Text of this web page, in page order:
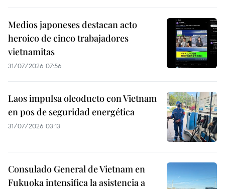
Medios japoneses destacan acto
heroico de cinco trabajadores
vietnamitas
31/07/2026 07:56
Laos impulsa oleoducto con Vietnam
en pos de seguridad energética
31/07/2026 03:13
Consulado General de Vietnam en
Fukuoka intensifica la asistencia a